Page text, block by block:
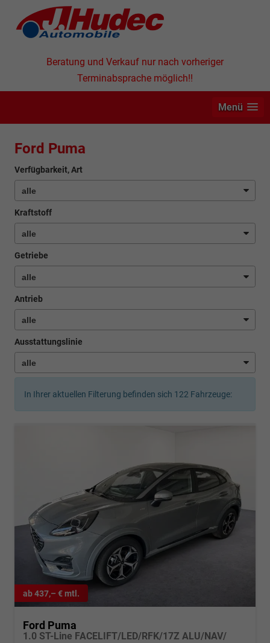
Beratung und Verkauf nur nach vorheriger
Terminabsprache möglich!!
Menü
Ford Puma
Verfügbarkeit, Art
Kraftstoff
Getriebe
Antrieb
Ausstattungslinie
In Ihrer aktuellen Filterung befinden sich 122 Fahrzeuge:
ab 437,– € mtl.
Ford Puma
1.0 ST-Line FACELIFT/LED/RFK/17Z ALU/NAV/